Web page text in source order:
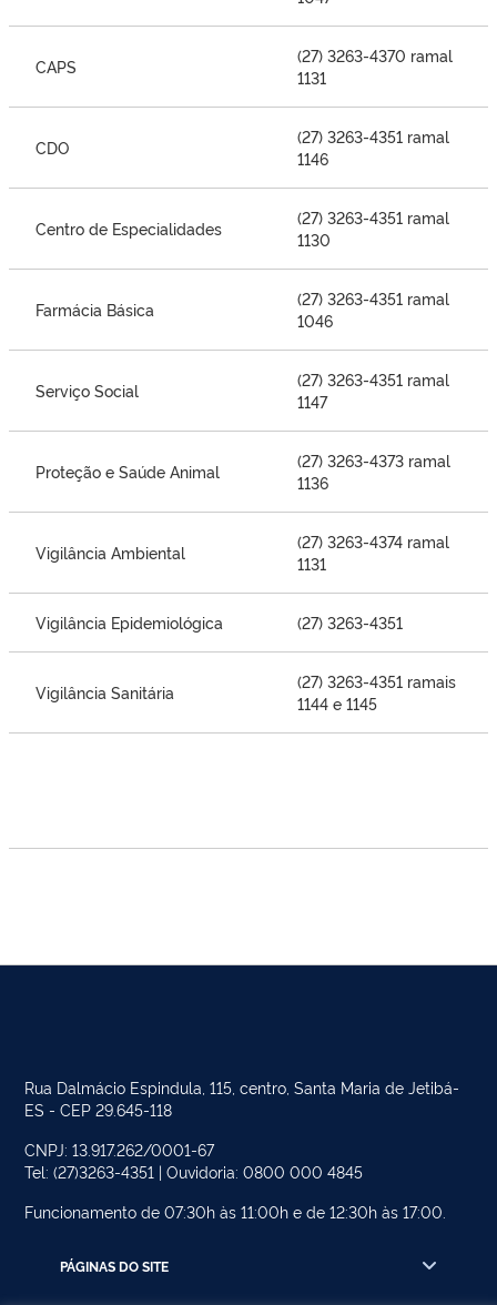
CAPS
(27) 3263-4370 ramal
1131
CDO
(27) 3263-4351 ramal
1146
Centro de Especialidades
(27) 3263-4351 ramal
1130
Farmácia Básica
(27) 3263-4351 ramal
1046
Serviço Social
(27) 3263-4351 ramal
1147
Proteção e Saúde Animal
(27) 3263-4373 ramal
1136
Vigilância Ambiental
(27) 3263-4374 ramal
1131
Vigilância Epidemiológica (27) 3263-4351
Vigilância Sanitária
(27) 3263-4351 ramais
1144 e 1145
Rua Dalmácio Espindula, 115, centro, Santa Maria de Jetibá-
ES - CEP 29.645-118
CNPJ: 13.917.262/0001-67
Tel: (27)3263-4351 | Ouvidoria: 0800 000 4845
Funcionamento de 07:30h às 11:00h e de 12:30h às 17:00.
PÁGINAS DO SITE